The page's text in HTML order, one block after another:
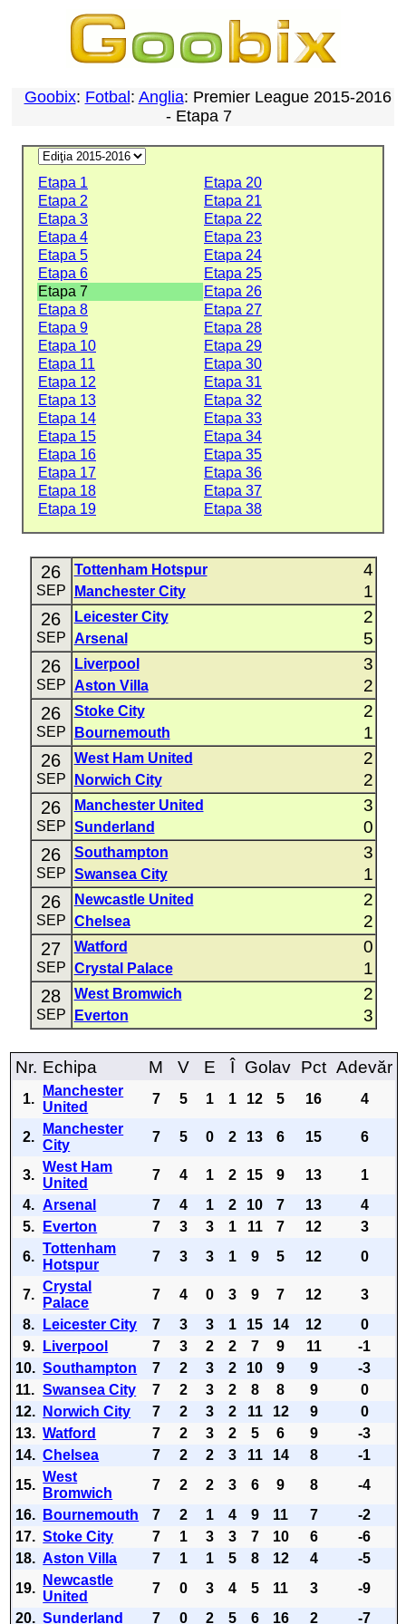
Goobix: Fotbal : Anglia: Premier League 2015-2016
- Etapa 7
Etapa 1
Etapa 20
Etapa 2
Etapa 21
Etapa 3
Etapa 22
Etapa 4
Etapa 23
Etapa 5
Etapa 24
Etapa 6
Etapa 25
Etapa 7
Etapa 26
Etapa 8
Etapa 27
Etapa 9
Etapa 28
Etapa 10
Etapa 29
Etapa 11
Etapa 30
Etapa 12
Etapa 31
Etapa 13
Etapa 32
Etapa 14
Etapa 33
Etapa 15
Etapa 34
Etapa 16
Etapa 35
Etapa 17
Etapa 36
Etapa 18
Etapa 37
Etapa 19
Etapa 38
26
SEP
Tottenham Hotspur 4
Manchester City 1
26
SEP
Leicester City 2
Arsenal 5
26
SEP
Liverpool 3
Aston Villa 2
26
SEP
Stoke City 2
Bournemouth 1
26
SEP
West Ham United 2
Norwich City 2
26
SEP
Manchester United 3
Sunderland 0
26
SEP
Southampton 3
Swansea City 1
26
SEP
Newcastle United 2
Chelsea 2
27
SEP
Watford 0
Crystal Palace 1
28
SEP
West Bromwich 2
Everton 3
Nr. Echipa M V E Î Golav Pct Adevăr
1.
Manchester
United
7 5 1 1 12 5 16 4
2.
Manchester
City
7 5 0 2 13 6 15 6
3.
West Ham
United
7 4 1 2 15 9 13
1
4. Arsenal 7 4 1 2 10 7 13
4
5.
Everton 7 3 3 1 11 7 12
3
6.
Tottenham
Hotspur
7 3 3 1 9 5 12 0
7.
Crystal
Palace
7 4 0 3 9 7 12
3
8.
Leicester City 7 3 3 1 15 14 12
0
9.
Liverpool 7 3 2 2 7 9 11
-1
10. Southampton 7 2 3 2 10 9 9
-3
11. Swansea City 7 2 3 2 8 8 9
0
12.
Norwich City 7 2 3 2 11 12 9
0
13. Watford 7 2 3 2 5 6 9
-3
14. Chelsea 7 2 2 3 11 14 8
-1
15.
West
Bromwich
7 2 2 3 6 9 8
-4
16.
Bournemouth 7 2 1 4 9 11 7
-2
17. Stoke City 7 1 3 3 7 10 6
-6
18. Aston Villa 7 1 1 5 8 12 4
-5
19.
Newcastle
United
7 0 3 4 5 11 3
-9
20. Sunderland 7 0 2 5 6 16 2 -7